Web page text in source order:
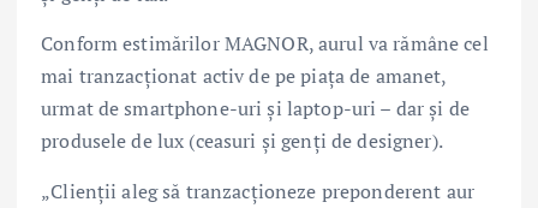
Conform estimărilor MAGNOR, aurul va rămâne cel
mai tranzacționat activ de pe piața de amanet,
urmat de smartphone-uri și laptop-uri – dar și de
produsele de lux (ceasuri și genți de designer).
„Clienții aleg să tranzacționeze preponderent aur